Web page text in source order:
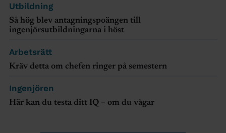
Utbildning
Så hög blev antagningspoängen till
ingenjörsutbildningarna i höst
Arbetsrätt
Kräv detta om chefen ringer på semestern
Ingenjören
Här kan du testa ditt IQ – om du vågar